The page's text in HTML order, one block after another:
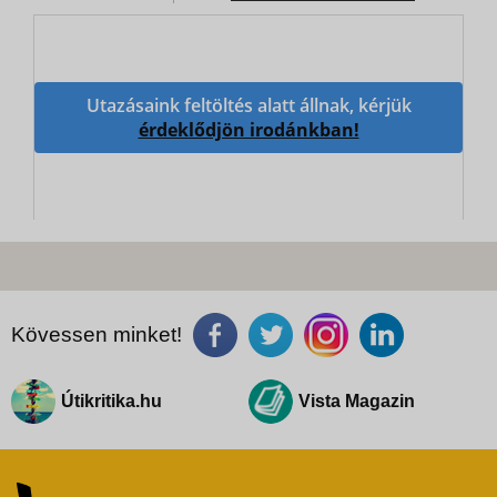
Utazásaink feltöltés alatt állnak, kérjük
érdeklődjön irodánkban!
Kövessen minket!
Útikritika.hu Vista Magazin